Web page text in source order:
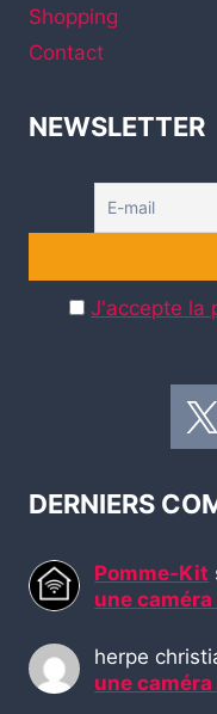
Shopping
Contact
NEWSLETTER
J'accepte la
DERNIERS
Pomme-Kit
une
herpe
une